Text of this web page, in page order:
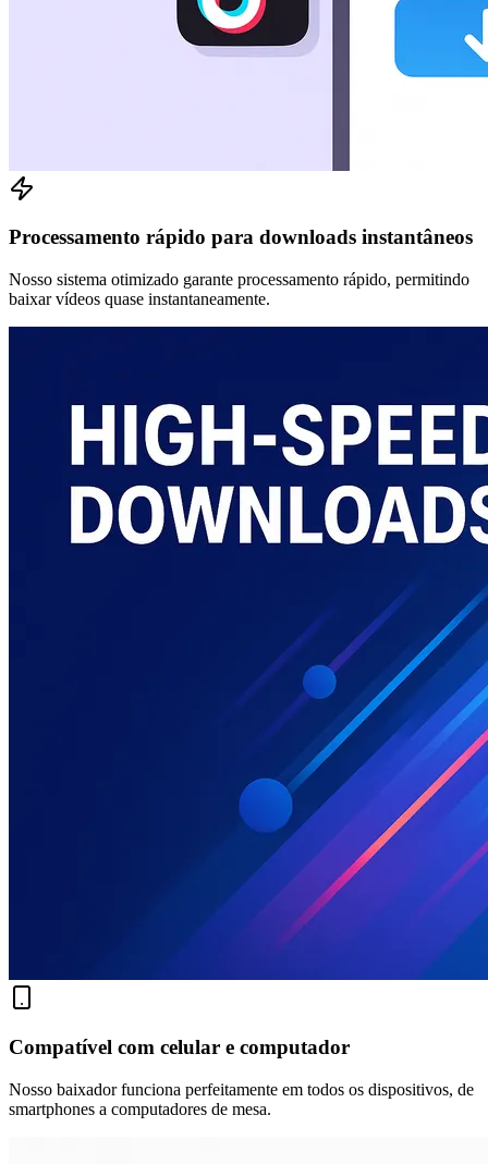
Processamento rápido para downloads instantâneos
Nosso sistema otimizado garante processamento rápido, permitindo
baixar vídeos quase instantaneamente.
Compatível com celular e computador
Nosso baixador funciona perfeitamente em todos os dispositivos, de
smartphones a computadores de mesa.